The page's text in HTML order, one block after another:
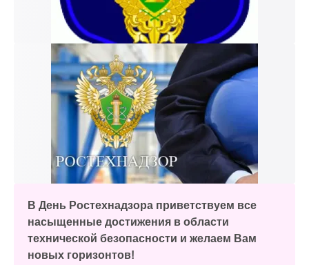
В День Ростехнадзора приветствуем все
насыщенные достижения в области
технической безопасности и желаем Вам
новых горизонтов!